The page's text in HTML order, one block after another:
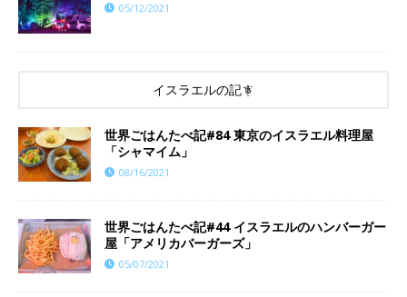
05/12/2021
イスラエルの記事
世界ごはんたべ記#84 東京のイスラエル料理屋
「シャマイム」
08/16/2021
世界ごはんたべ記#44 イスラエルのハンバーガー
屋「アメリカバーガーズ」
05/07/2021